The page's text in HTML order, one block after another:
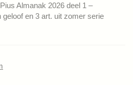
Almanak 2026 deel 1 –
geloof en 3 art. uit zomer serie